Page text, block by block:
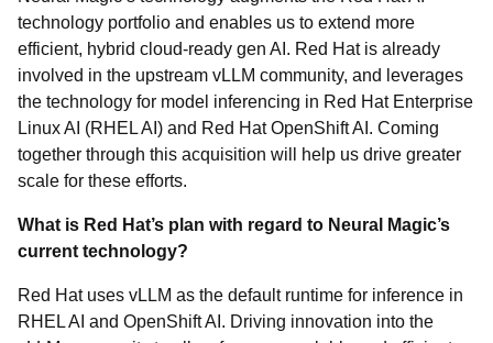
technology portfolio and enables us to extend more
efficient, hybrid cloud-ready gen AI. Red Hat is already
involved in the upstream vLLM community, and leverages
the technology for model inferencing in Red Hat Enterprise
Linux AI (RHEL AI) and Red Hat OpenShift AI. Coming
together through this acquisition will help us drive greater
scale for these efforts.
What is Red Hat’s plan with regard to Neural Magic’s
current technology?
Red Hat uses vLLM as the default runtime for inference in
RHEL AI and OpenShift AI. Driving innovation into the